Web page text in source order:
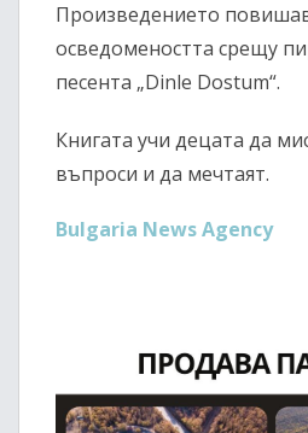
Произведението
осведомеността срещу
песента „Dinle Dostum“.
Книгата учи децата да
въпроси и да мечтаят.
Bulgaria News Agency